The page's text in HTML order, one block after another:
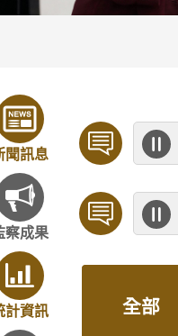
聞訊息
察成果
計資訊 全部